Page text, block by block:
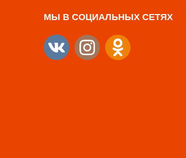
МЫ В СОЦИАЛЬНЫХ СЕТЯХ